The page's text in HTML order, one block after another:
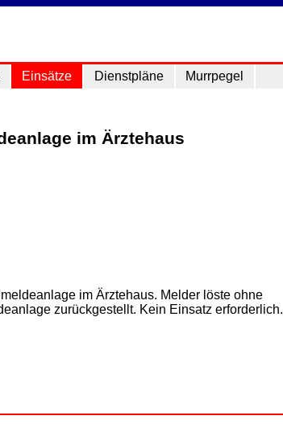
Einsätze Dienstpläne Murrpegel
im Ärztehaus
im Ärztehaus. Melder löste ohne
zurückgestellt. Kein Einsatz erforderlich.